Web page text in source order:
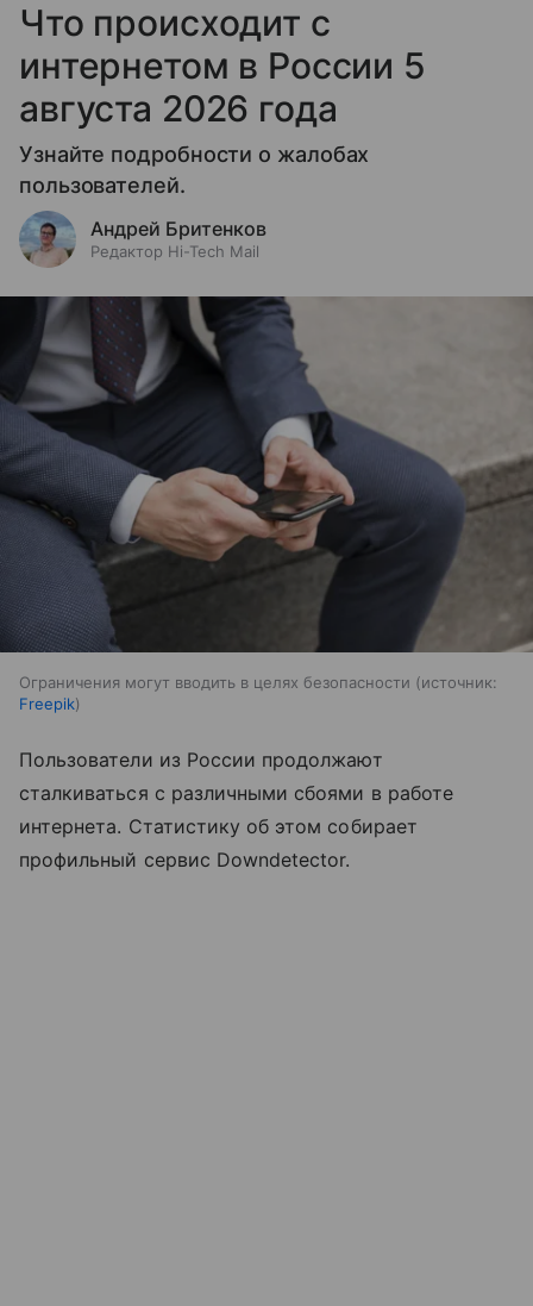
Что происходит с
интернетом в России 5
августа 2026 года
Узнайте подробности о жалобах
пользователей.
Андрей Бритенков
Редактор Hi-Tech Mail
Ограничения могут вводить в целях безопасности
источник:
Freepik
Пользователи из России продолжают
сталкиваться с различными сбоями в работе
интернета. Статистику об этом собирает
профильный сервис Downdetector.